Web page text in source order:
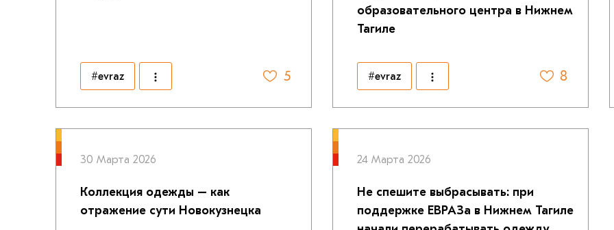
#evraz 5
образовательного центра в Нижнем
Тагиле
#evraz 8
30 Марта 2026
Коллекция одежды – как
отражение сути Новокузнецка
24 Марта 2026
Не спешите выбрасывать: при
поддержке ЕВРАЗа в Нижнем Тагиле